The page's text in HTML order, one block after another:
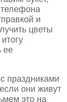
и
цветы
ее
праздниками
они живут
это на